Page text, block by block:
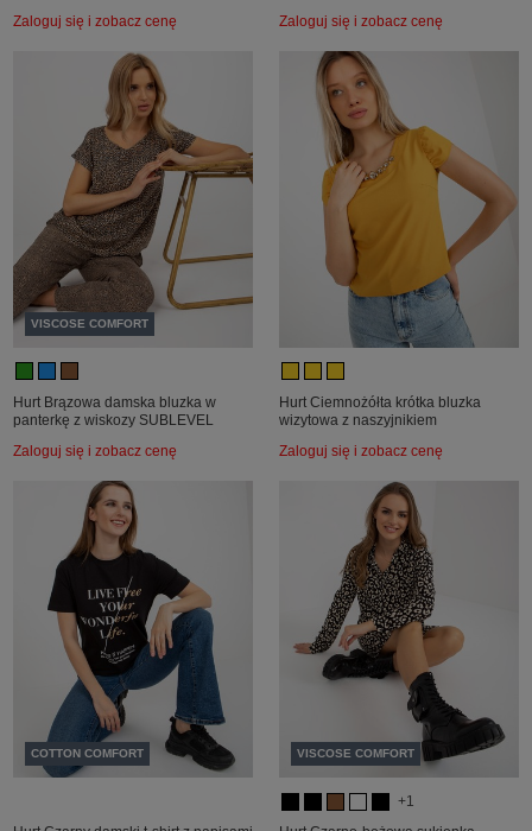
Zaloguj się i zobacz cenę Zaloguj się i zobacz cenę
VISCOSE COMFORT
Hurt Brązowa damska bluzka w
panterkę z wiskozy SUBLEVEL
Zaloguj się i zobacz cenę
Hurt Ciemnożółta krótka bluzka
wizytowa z naszyjnikiem
Zaloguj się i zobacz cenę
COTTON COMFORT VISCOSE COMFORT
+1